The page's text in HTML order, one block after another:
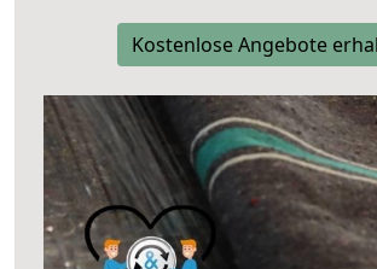
Kostenlose Angebote